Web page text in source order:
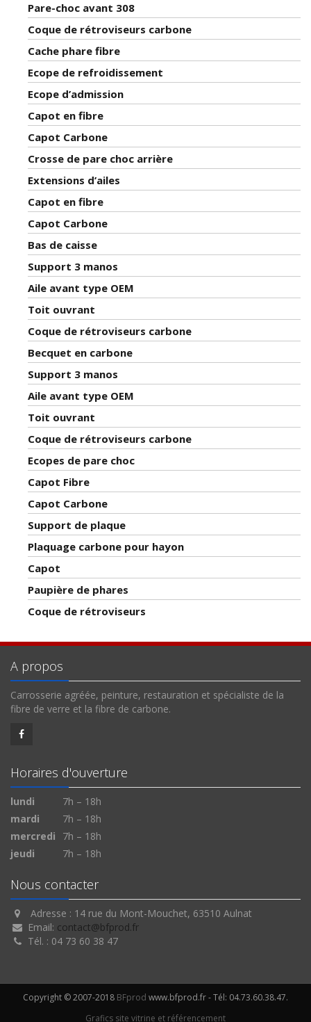
Pare-choc avant 308
Coque de rétroviseurs carbone
Cache phare fibre
Ecope de refroidissement
Ecope d’admission
Capot en fibre
Capot Carbone
Crosse de pare choc arrière
Extensions d’ailes
Capot en fibre
Capot Carbone
Bas de caisse
Support 3 manos
Aile avant type OEM
Toit ouvrant
Coque de rétroviseurs carbone
Becquet en carbone
Support 3 manos
Aile avant type OEM
Toit ouvrant
Coque de rétroviseurs carbone
Ecopes de pare choc
Capot Fibre
Capot Carbone
Support de plaque
Plaquage carbone pour hayon
Capot
Paupière de phares
Coque de rétroviseurs
A propos
Carrosserie agréée, peinture, restauration et spécialiste de la
fibre de verre et la fibre de carbone.
Horaires d'ouverture
lundi
7h – 18h
mardi
7h – 18h
mercredi
7h – 18h
jeudi
7h – 18h
Nous contacter
Adresse : 14 rue du Mont-Mouchet, 63510 Aulnat
Email: contact@bfprod.fr
Tél. : 04 73 60 38 47
Copyright © 2007-2018 BFprod www.bfprod.fr - Tél: 04.73.60.38.47.
Grafics site vitrine et référencement